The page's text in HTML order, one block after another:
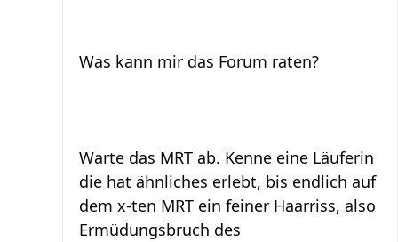
Was kann mir das Forum raten?
Warte das MRT ab. Kenne eine Läuferin
die hat ähnliches erlebt, bis endlich auf
dem x-ten MRT ein feiner Haarriss, also
Ermüdungsbruch des